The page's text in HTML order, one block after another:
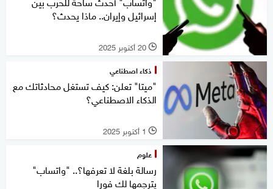
إسرائيل وإيران.. ماذا يحدث؟
l 20 أكتوبر 2025
ذكاء اصطناعي
"ميتا" تعلن: كيف تستغل محادثاتك مع
الذكاء الاصطناعي؟
l 1 أكتوبر 2025
علوم
رسالة بلغة لا تعرفها؟.. "واتساب"
يترجمها لك فورا